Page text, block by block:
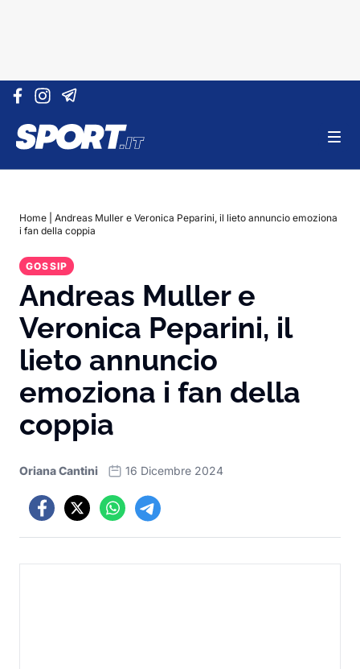
Vai al contenuto
Home
Andreas Muller e Veronica Peparini, il lieto annuncio emoziona
i fan della coppia
GOSSIP
Andreas Muller e
Veronica Peparini, il
lieto annuncio
emoziona i fan della
coppia
Oriana Cantini 16 Dicembre 2024